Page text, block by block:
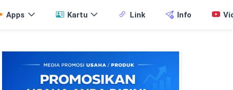
Apps Kartu Link Info